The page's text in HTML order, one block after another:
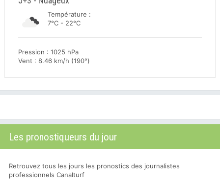
Température :
7°C - 22°C
Pression : 1025 hPa
Vent : 8.46 km/h (190°)
Les pronostiqueurs du jour
Retrouvez tous les jours les pronostics des journalistes
professionnels Canalturf